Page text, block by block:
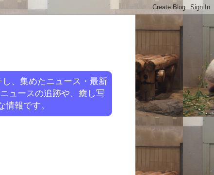
、集めたニュース・最新
ュースの追跡や、癒し写
報です。